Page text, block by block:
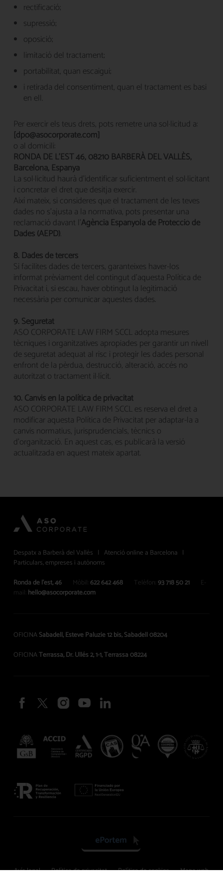
rectificació;
supressió;
oposició;
limitació del tractament;
portabilitat, quan escaigui;
i retirada del consentiment, quan el tractament es basi
en ell.
Per exercir els teus drets, pots remetre una sol·licitud a:
[dpo@asocorporate.com]
o al domicili:
RONDA DE L'EST 46, 08210 BARBERÀ DEL VALLÈS,
Barcelona, Espanya
La sol·licitud haurà d'identificar suficientment el sol·licitant
i concretar el dret que desitja exercir.
Així mateix, si consideres que el tractament de les teves
dades no s'ajusta a la normativa, pots presentar una
reclamació davant l'Agència Espanyola de Protecció de
Dades (AEPD).
8. Dades de tercers
Si facilites dades de tercers, garanteixes haver-los
informat prèviament del contingut d'aquesta Política de
Privacitat i, si escau, haver obtingut la legitimació
necessària per comunicar aquestes dades.
9. Seguretat
ASO CORPORATE LAW FIRM SCCL adopta mesures
tècniques i organitzatives apropiades per garantir un nivell
de seguretat adequat al risc i protegir les dades personal
enfront de la pèrdua, destrucció, alteració, accés no
autoritzat o tractament il·lícit.
10. Canvis en la política de privacitat
ASO CORPORATE LAW FIRM SCCL es reserva el dret a
modificar aquesta Política de Privacitat per adaptar-la a
canvis normatius, jurisprudencials, tècnics o
d'organització. En aquest cas, es publicarà la versió
actualitzada en aquest mateix apartat.
Despatx a Barberà del Vallès | Atenció online a Barcelona |
Particulars, empreses i autònoms
Ronda de l’est, 46
Mòbil: 622 642 468 Telèfon: 93 718 50 21
E-
mail: hello@asocorporate.com
OFICINASabadell, Esteve Paluzie 12 bis, Sabadell 08204
OFICINATerrassa, Dr. Ullés 2, 1-1, Terrassa 08224
Avís legal Política de privacitat Política de cookies
Mapa web